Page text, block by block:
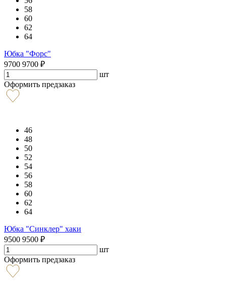
58
60
62
64
Юбка "Форс"
9700 9700 ₽
шт
Оформить предзаказ
46
48
50
52
54
56
58
60
62
64
Юбка "Синклер" хаки
9500 9500 ₽
шт
Оформить предзаказ